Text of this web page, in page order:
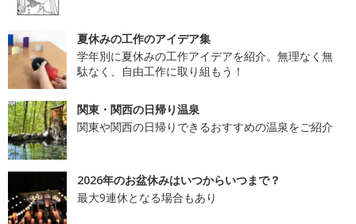
夏休みの工作のアイデア集
学年別に夏休みの工作アイデアを紹介。無理なく無
駄なく、自由工作に取り組もう！
関東・関西の日帰り温泉
関東や関西の日帰りできるおすすめの温泉をご紹介
2026年のお盆休みはいつからいつまで？
最大9連休となる場合もあり